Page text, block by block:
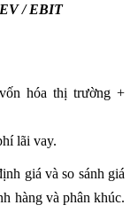
/ EBIT
hóa thị trường +
lãi vay.
giá và so sánh giá
hàng và phân khúc.